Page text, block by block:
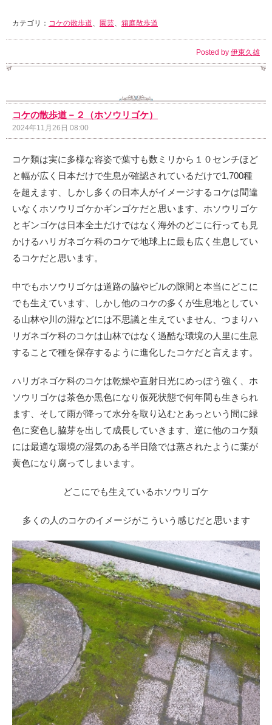
カテゴリ： コケの散歩道、 園芸、 箱庭散歩道
Posted by 伊東久雄
コケの散歩道－２（ホソウリゴケ）
2024年11月26日 08:00
コケ類は実に多様な容姿で葉寸も数ミリから１０センチほど
と幅が広く日本だけで生息が確認されているだけで1,700種
を超えます、しかし多くの日本人がイメージするコケは間違
いなくホソウリゴケかギンゴケだと思います、ホソウリゴケ
とギンゴケは日本全土だけではなく海外のどこに行っても見
かけるハリガネゴケ科のコケで地球上に最も広く生息してい
るコケだと思います。
中でもホソウリゴケは道路の脇やビルの隙間と本当にどこに
でも生えています、しかし他のコケの多くが生息地としてい
る山林や川の淵などには不思議と生えていません、つまりハ
リガネゴケ科のコケは山林ではなく過酷な環境の人里に生息
することで種を保存するように進化したコケだと言えます。
ハリガネゴケ科のコケは乾燥や直射日光にめっぽう強く、ホ
ソウリゴケは茶色か黒色になり仮死状態で何年間も生きられ
ます、そして雨が降って水分を取り込むとあっという間に緑
色に変色し脇芽を出して成長していきます、逆に他のコケ類
には最適な環境の湿気のある半日陰では蒸されたように葉が
黄色になり腐ってしまいます。
どこにでも生えているホソウリゴケ
多くの人のコケのイメージがこういう感じだと思います